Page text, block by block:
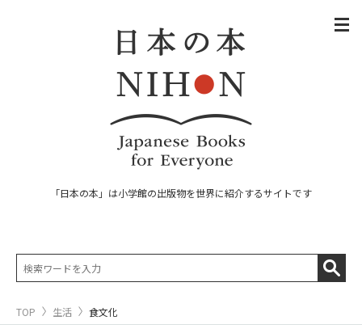
「日本の本」は小学館の出版物を世界に紹介するサイトです
TOP 生活 食文化